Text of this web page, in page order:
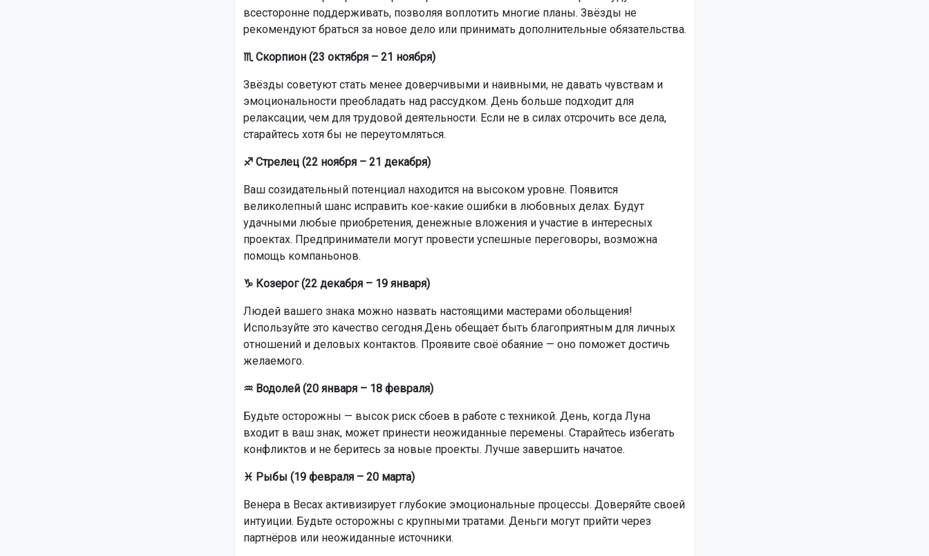
всесторонне поддерживать, позволяя воплотить многие планы. Звёзды не
рекомендуют браться за новое дело или принимать дополнительные обязательства.
♏ Скорпион (23 октября – 21 ноября)
Звёзды советуют стать менее доверчивыми и наивными, не давать чувствам и
эмоциональности преобладать над рассудком. День больше подходит для
релаксации, чем для трудовой деятельности. Если не в силах отсрочить все дела,
старайтесь хотя бы не переутомляться.
♐ Стрелец (22 ноября – 21 декабря)
Ваш созидательный потенциал находится на высоком уровне. Появится
великолепный шанс исправить кое-какие ошибки в любовных делах. Будут
удачными любые приобретения, денежные вложения и участие в интересных
проектах. Предприниматели могут провести успешные переговоры, возможна
помощь компаньонов.
♑ Козерог (22 декабря – 19 января)
Людей вашего знака можно назвать настоящими мастерами обольщения!
Используйте это качество сегодня.День обещает быть благоприятным для личных
отношений и деловых контактов. Проявите своё обаяние — оно поможет достичь
желаемого.
♒ Водолей (20 января – 18 февраля)
Будьте осторожны — высок риск сбоев в работе с техникой. День, когда Луна
входит в ваш знак, может принести неожиданные перемены. Старайтесь избегать
конфликтов и не беритесь за новые проекты. Лучше завершить начатое.
♓ Рыбы (19 февраля – 20 марта)
Венера в Весах активизирует глубокие эмоциональные процессы. Доверяйте своей
интуиции. Будьте осторожны с крупными тратами. Деньги могут прийти через
партнёров или неожиданные источники.